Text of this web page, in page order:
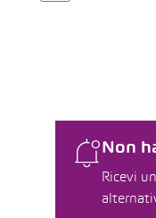
Non
Ricevi